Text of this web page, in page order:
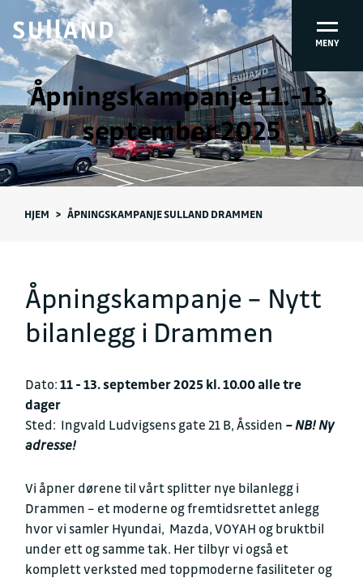
MENY
Åpningskampanje 11.-13.
september 2025
HJEM > ÅPNINGSKAMPANJE SULLAND DRAMMEN
Åpningskampanje – Nytt
bilanlegg i Drammen
Dato: 11 - 13. september 2025 kl. 10.00 alle tre
dager
Sted: Ingvald Ludvigsens gate 21 B, Åssiden –NB! Ny
adresse!
Vi åpner dørene til vårt splitter nye bilanlegg i
Drammen – et moderne og fremtidsrettet anlegg
hvor vi samler Hyundai, Mazda, VOYAH og bruktbil
under ett og samme tak. Her tilbyr vi også et
komplett verksted med toppmoderne fasiliteter og